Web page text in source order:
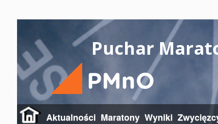
Puchar
Aktualności Maratony Wyniki